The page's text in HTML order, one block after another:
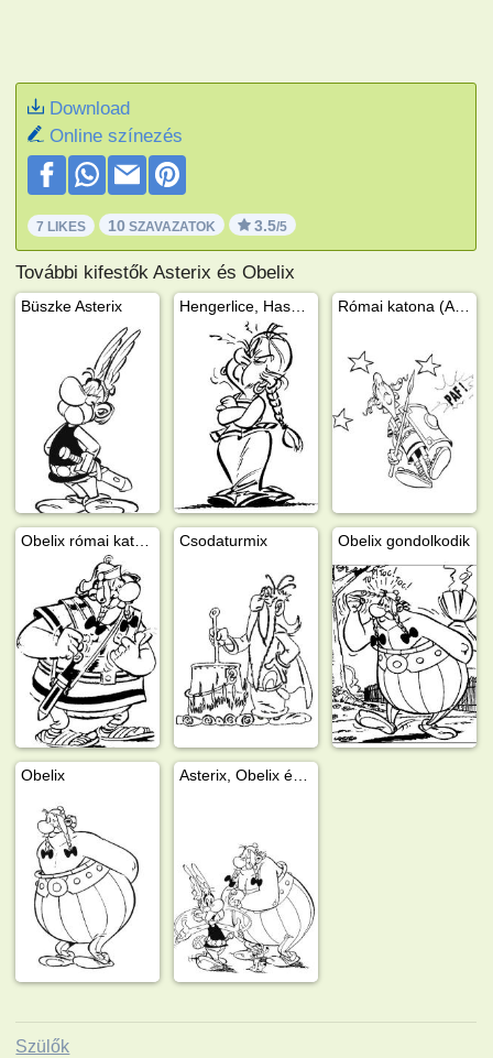
Download
Online színezés
7 LIKES 10 SZAVAZATOK 3.5/5
További kifestők Asterix és Obelix
Büszke Asterix
Csodaturmix Obelix gondolkodik
Obelix
Szülők